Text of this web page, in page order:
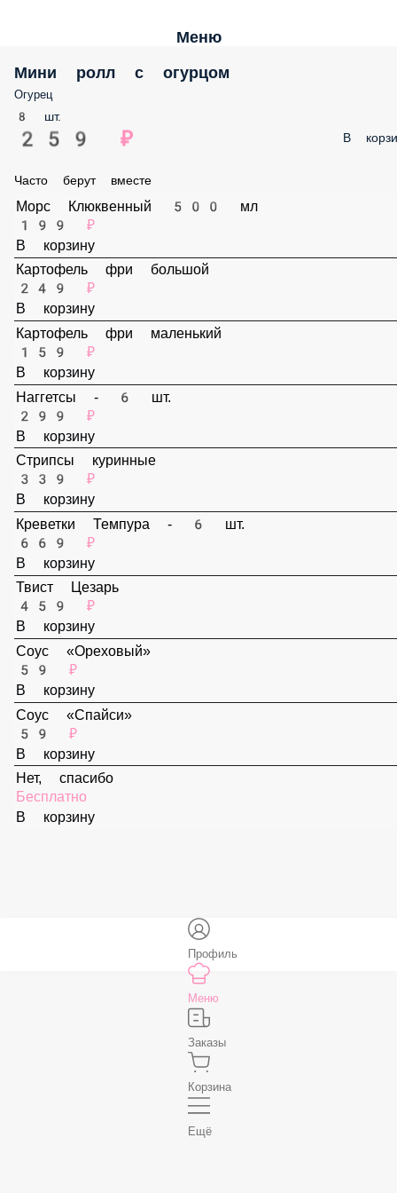
Меню
Мини ролл с огурцом
Огурец
8 шт.
259 ₽ В
Часто берут вместе
Морс Клюквенный 500 мл
199 ₽
В корзину
Картофель фри большой
249 ₽
В корзину
Картофель фри маленький
159 ₽
В корзину
Наггетсы - 6 шт.
299 ₽
В корзину
Стрипсы куринные
339 ₽
В корзину
Креветки Темпура - 6 шт.
669 ₽
В корзину
Твист Цезарь
459 ₽
В корзину
Соус «Ореховый»
59 ₽
В корзину
Профиль